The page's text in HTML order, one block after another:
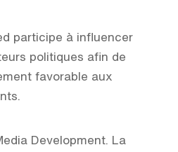
participe à influencer
politiques afin de
favorable aux
Development. La